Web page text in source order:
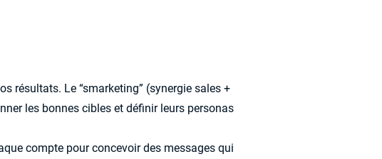
résultats. Le “smarketing” (synergie sales +
les bonnes cibles et définir leurs personas
compte pour concevoir des messages qui